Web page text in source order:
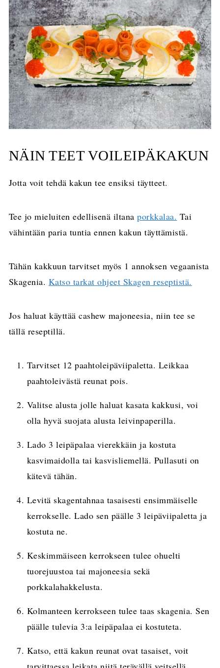
NÄIN TEET VOILEIPÄKAKUN
Jotta voit tehdä kakun tee ensiksi täytteet.
Tee jo mieluiten edellisenä iltanaporkkalaa. Tai
vähintään paria tuntia ennen kakun täyttämistä.
Tähän kakkuun tarvitset myös 1 annoksen vegaanista
Skagenia. Katso tarkat ohjeet Skagen reseptistä.
Jos haluat käyttää cashew majoneesia, niin tee se
tällä reseptillä.
Tarvitset 12 paahtoleipäviipaletta. Leikkaa
paahtoleivästä reunat pois.
Valitse alusta jolle haluat kasata kakkusi, voi
olla hyvä suojata alusta leivinpaperilla.
Lado 3 leipäpalaa vierekkäin ja kostuta
kasvimaidolla tai kasvisliemellä. Pullasuti on
kätevä tähän.
Levitä skagentahnaa tasaisesti ensimmäiselle
kerrokselle. Lado sen päälle 3 leipäviipaletta ja
kostuta ne.
Keskimmäiseen kerrokseen tulee ohuelti
tuorejuustoa tai majoneesia sekä
porkkalahakkelusta.
Kolmanteen kerrokseen tulee taas skagenia. Sen
päälle tulevia 3:a leipäpalaa ei kostuteta.
Katso, että kakun reunat ovat tasaiset, voit